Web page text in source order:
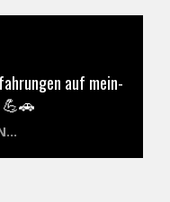
auf mein-
💪🚗